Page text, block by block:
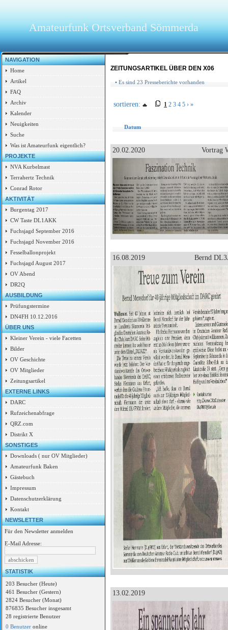
Amateurfunk Ortsverband Sömmerda
NAVIGATION
Home
Artikel
FAQ
Archiv
Kalender
Neuigkeiten
Suche
Was ist Amateurfunk eigentlich?
PROJEKTE
NVA Kurbelmast
Terrahertz Technik
Conrad Rotor
AKTIVITÄT
Burgentag 2017
CW Taste DL1AKK
Fuchsjagd September 2016
Fuchsjagd November 2016
Fesselballonprojekt
Fuchsjagd August 2017
OV Abend
DR2Q
AUSBILDUNG
Prüfungstermine
DN4FH 10.12.2016
ÜBER UNS
Kleiner Verein - viele Facetten
Bilder
OV Geschichte
OV Mitglieder
Zeitungsartikel
EXTERNE LINKS
DARC
Rufzeichenabfrage
QRZ.com
Distrikt X
SONSTIGES
Downloads ( nur OV Mitglieder)
Amateurfunk Baken
Gästebuch
Impressum
Datenschutzerklärung
Kontakt
NEWSLETTER
Für den Newsletter anmelden
E-Mail Adresse:
STATISTIK
203 Besucher (Heute)
461 Besucher (Gestern)
2824 Besucher (Monat)
876835 Besucher insgesamt
28 registrierte Benutzer
0 Benutzer online
ZEITUNGSARTIKEL ÜBER DEN X06
• Es sind 23 Presseberichte vorhanden
sortieren: 1 2 3 4 5 › »
Datum
20.02.2020 Vortrag
16.08.2019 Bernd
13.02.2019